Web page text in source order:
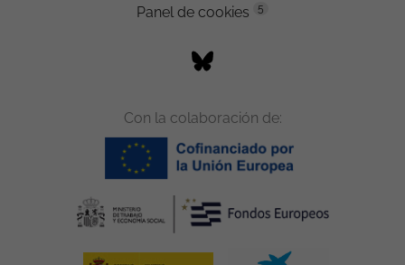
Panel de cookies
5
Con la colaboración de: